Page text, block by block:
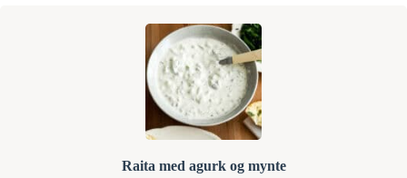
Raita med agurk og mynte